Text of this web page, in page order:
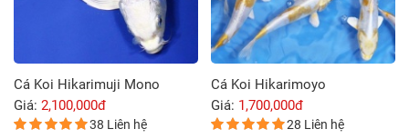
Cá Koi Hikarimuji Mono
Giá: 2,100,000đ
38 Liên hệ
Cá Koi Hikarimoyo
Giá: 1,700,000đ
28 Liên hệ